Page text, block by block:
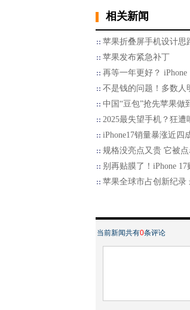
相关新闻
苹果折叠屏手机设计思
苹果发布紧急补丁
再等一年更好？ iPhone
不是钱的问题！多数人
中国“豆包”抢先苹果做
2025最失望手机？狂
iPhone17销量暴涨近四
规格没亮点又贵 它被
别再贴膜了！iPhone
苹果全球市占创新纪录
当前新闻共有0条评论